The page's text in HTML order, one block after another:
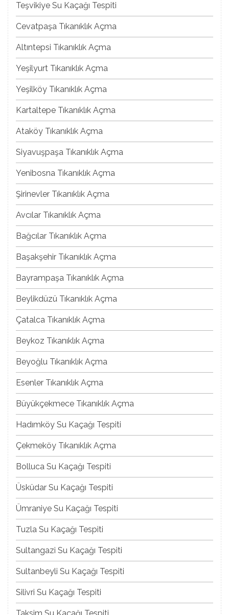
Teşvikiye Su Kaçağı Tespiti
Cevatpaşa Tıkanıklık Açma
Altıntepsi Tıkanıklık Açma
Yeşilyurt Tıkanıklık Açma
Yeşilköy Tıkanıklık Açma
Kartaltepe Tıkanıklık Açma
Ataköy Tıkanıklık Açma
Siyavuşpaşa Tıkanıklık Açma
Yenibosna Tıkanıklık Açma
Şirinevler Tıkanıklık Açma
Avcılar Tıkanıklık Açma
Bağcılar Tıkanıklık Açma
Başakşehir Tıkanıklık Açma
Bayrampaşa Tıkanıklık Açma
Beylikdüzü Tıkanıklık Açma
Çatalca Tıkanıklık Açma
Beykoz Tıkanıklık Açma
Beyoğlu Tıkanıklık Açma
Esenler Tıkanıklık Açma
Büyükçekmece Tıkanıklık Açma
Hadımköy Su Kaçağı Tespiti
Çekmeköy Tıkanıklık Açma
Bolluca Su Kaçağı Tespiti
Üsküdar Su Kaçağı Tespiti
Ümraniye Su Kaçağı Tespiti
Tuzla Su Kaçağı Tespiti
Sultangazi Su Kaçağı Tespiti
Sultanbeyli Su Kaçağı Tespiti
Silivri Su Kaçağı Tespiti